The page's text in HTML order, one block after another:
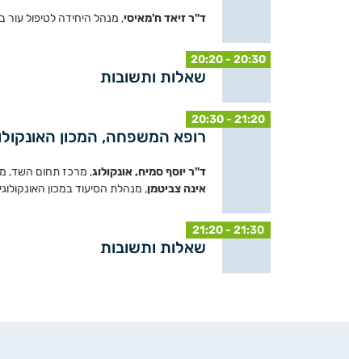
ד"ר זיאד ח'מאיסי, מנהל היחידה לטיפול עור
20:20 - 20:30
שאלות ותשובות
20:30 - 21:20
רופא המשפחה, המכון
ד"ר יוסף סמיח, אונקולוג, מרכז תחום השד,
אינה צביטמן, מנהלת הסיעוד במכון
21:20 - 21:30
שאלות ותשובות